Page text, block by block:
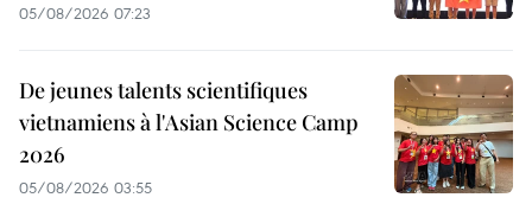
05/08/2026 07:23
De jeunes talents scientifiques
vietnamiens à l'Asian Science Camp
2026
05/08/2026 03:55